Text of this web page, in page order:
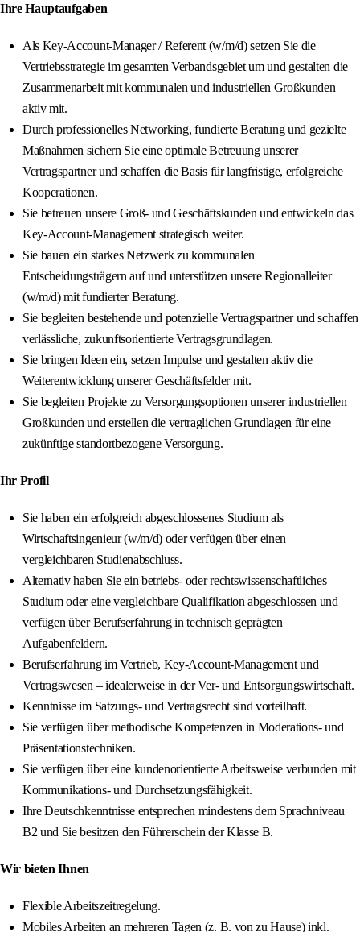
Ihre Hauptaufgaben
Als Key-Account-Manager / Referent (w/m/d) setzen Sie die
Vertriebsstrategie im gesamten Verbandsgebiet um und gestalten die
Zusammenarbeit mit kommunalen und industriellen Großkunden
aktiv mit.
Durch professionelles Networking, fundierte Beratung und gezielte
Maßnahmen sichern Sie eine optimale Betreuung unserer
Vertragspartner und schaffen die Basis für langfristige, erfolgreiche
Kooperationen.
Sie betreuen unsere Groß- und Geschäftskunden und entwickeln das
Key-Account-Management strategisch weiter.
Sie bauen ein starkes Netzwerk zu kommunalen
Entscheidungsträgern auf und unterstützen unsere Regionalleiter
(w/m/d) mit fundierter Beratung.
Sie begleiten bestehende und potenzielle Vertragspartner und schaffen
verlässliche, zukunftsorientierte Vertragsgrundlagen.
Sie bringen Ideen ein, setzen Impulse und gestalten aktiv die
Weiterentwicklung unserer Geschäftsfelder mit.
Sie begleiten Projekte zu Versorgungsoptionen unserer industriellen
Großkunden und erstellen die vertraglichen Grundlagen für eine
zukünftige standortbezogene Versorgung.
Ihr Profil
Sie haben ein erfolgreich abgeschlossenes Studium als
Wirtschaftsingenieur (w/m/d) oder verfügen über einen
vergleichbaren Studienabschluss.
Alternativ haben Sie ein betriebs- oder rechtswissenschaftliches
Studium oder eine vergleichbare Qualifikation abgeschlossen und
verfügen über Berufserfahrung in technisch geprägten
Aufgabenfeldern.
Berufserfahrung im Vertrieb, Key‑Account‑Management und
Vertragswesen – idealerweise in der Ver‑ und Entsorgungswirtschaft.
Kenntnisse im Satzungs‑ und Vertragsrecht sind vorteilhaft.
Sie verfügen über methodische Kompetenzen in Moderations‑ und
Präsentationstechniken.
Sie verfügen über eine kundenorientierte Arbeitsweise verbunden mit
Kommunikations‑ und Durchsetzungsfähigkeit.
Ihre Deutschkenntnisse entsprechen mindestens dem Sprachniveau
B2 und Sie besitzen den Führerschein der Klasse B.
Wir bieten Ihnen
Flexible Arbeitszeitregelung.
Mobiles Arbeiten an mehreren Tagen (z. B. von zu Hause) inkl.